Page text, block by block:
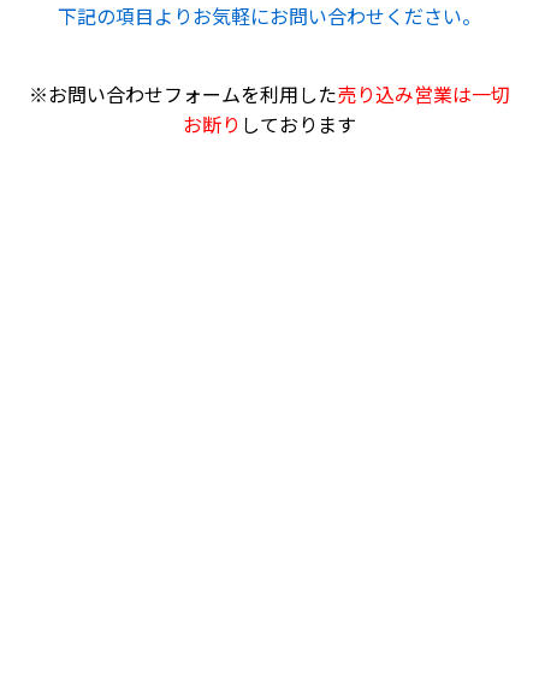
下記の項目よりお気軽にお問い合わせください。
※お問い合わせフォームを利用した売り込み営業は一切
お断り しております